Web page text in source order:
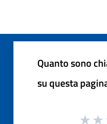
Quanto sono
su questa